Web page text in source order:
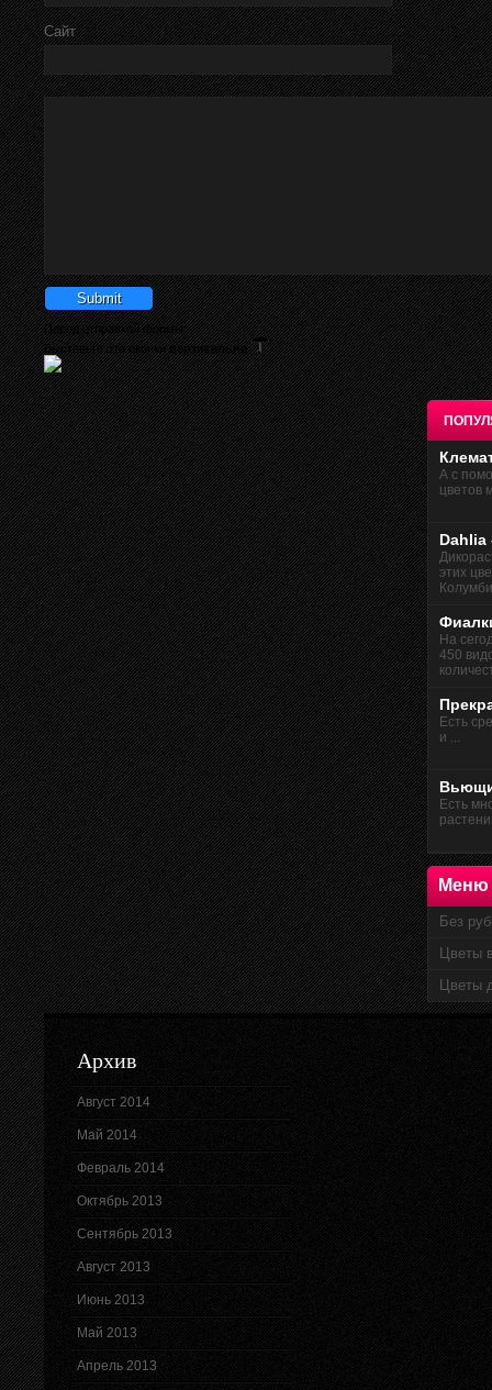
Сайт
Перед отправкой формы:
Выставьте эти иконкивертикально
А с
цветов
Dahlia
этих
На
450
Есть
и ...
Есть
Меню
Без
Цветы
Цветы
Архив
Август 2014
Май 2014
Февраль 2014
Октябрь 2013
Сентябрь 2013
Август 2013
Июнь 2013
Май 2013
Апрель 2013